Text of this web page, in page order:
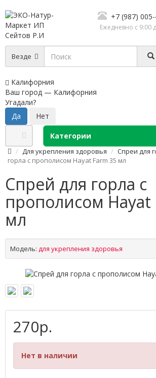
+7 (987)
Ежедневно с 9:00
Везде
Калифорния
Ваш город — Калифорния
Угадали?
Категории
Для укрепления здоровья Спреи для
горла с прополисом Hayat Farm 35 мл
Спрей для горла с
прополисом Hayat
мл
Модель: для укрепления здоровья
270р.
Нет в наличии